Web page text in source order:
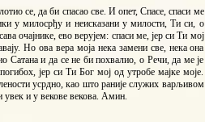
се, да би спасао све. И опет, Спасе, спаси ме
у милосрђу и неисказани у милости, Ти си, о
очајнике, ево верујем: спаси ме, јер си Ти мој
Но ова вера моја нека замени све, нека она
Сатана и да се не би похвалио, о Речи, да ме је
јер си Ти Бог мој од утробе мајке моје.
усрдно, као што раније служих варљивом
и у векове векова. Амин.